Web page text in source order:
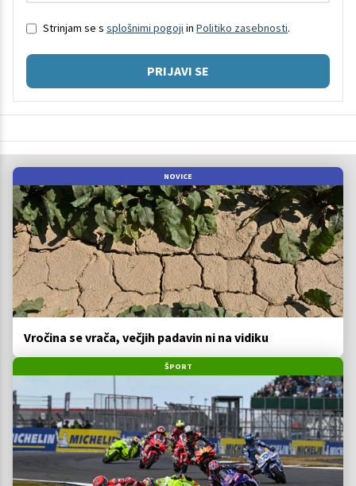
Strinjam se s splošnimi pogoji in Politiko zasebnosti.
PRIJAVI SE
NOVICE
Vročina se vrača, večjih padavin ni na vidiku
ŠPORT